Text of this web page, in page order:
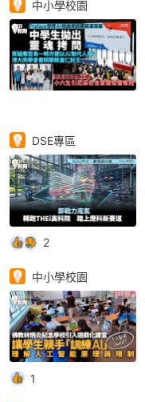
中小學校園
DSE專區
2
中小學校園
1